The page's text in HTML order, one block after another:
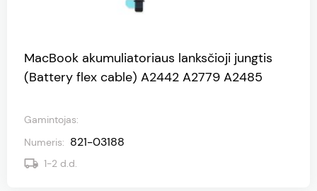
MacBook akumuliatoriaus lanksčioji jungtis
(Battery flex cable) A2442 A2779 A2485
Gamintojas:
Numeris: 821-03188
1-2 d.d.